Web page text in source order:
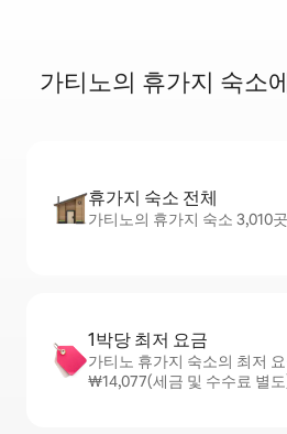
가티노의 휴가지 숙소
휴가지 숙소 전체
가티노의 휴가지 숙소 3,010
1박당 최저 요금
가티노 휴가지 숙소의 최저
₩14,077(세금 및 수수료 별